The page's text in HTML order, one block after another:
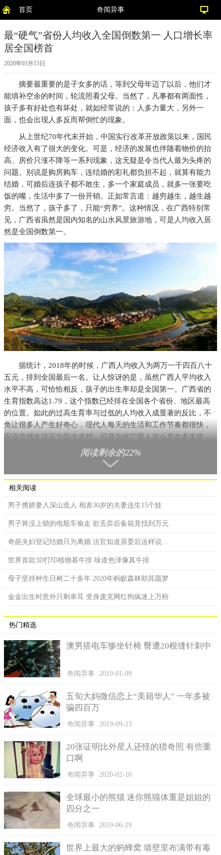
首页 奇闻异事
最“硬气”省份人均收入全国倒数第一 人口增长率
居全国榜首
2020年03月15日
摘要最重要的是子女多的话，等到父母年迈了以后，他们才
能填补空余的时间，轮流照看父母。当然了，凡事都有两面性，
孩子多有好处也有坏处，就如经常说的：人多力量大，另外一
面，也会出现人多反而帮倒忙的现象。
从上世纪70年代末开始，中国实行改革开放政策以来，国民
经济收入有了很大的变化。可是，经济的发展也伴随着物价的抬
高、房价只涨不降等一系列现象，这无疑是令当代人最为头疼的
问题。别说是购房购车，连结婚的彩礼都负担不起，就算有能力
结婚，可婚后连孩子都不敢生，多一个家庭成员，就多一张要吃
饭的嘴，生活中多了一份开销。正如常言道：越穷越生，越生越
穷。当然了，孩子多了，只能“穷养”。这种情况，在广西特别常
见，广西省虽然是国内知名的山水风景旅游地，可是人均收入居
然是全国倒数第一。
据统计，2018年的时候，广西人均收入为两万一千四百八十
五元，排到全国最后一名。让人惊讶的是，虽然广西人平均收入
水平不高，可恰恰相反，孩子的出生率却是全国第一。广西省的
生育指数高达1.79，这个指数已经排在全国各个省份、地区最高
的位置。如此的过高生育率与过低的人均收入成显著的反比，不
免让很多人产生好奇心，现代人每天的生活和工作节奏都很快，
应该倍感生活压力巨大才对，可是为何广西人这么喜欢多生孩
地存在着“重男轻女”的封建思想。孩子众多的家庭，多数是前面
几胎都是女儿，一直想生个儿子，所以，就抱着想生出儿子为止
的心态。再有就是，他们觉得身边有儿有女，多多益善。如果是
多几个孩子，以后等他们长大了可以出去赚钱，就多了条改变贫
困生活的门路。
阅读剩余的22%
相关阅读
男子携娇妻入深山造人 相差30岁的夫妻连生15个娃
男子将没上锁的电瓶车偷走 欲丢弃后备箱竟找到万元
奇葩夫妇登记结婚只为离婚 法官知道原委后这样说…
世界首款3D打印植物基牛排 味道色泽像真牛排
母子坚持种生日树二十多年 2020年蚂蚁森林助其圆梦
金金出生时意外只剩单耳 变身庞克网红狗疯迷上万粉
热门精选
澳男搭电车惨坐针椅 臀遭20根缝针刺中
奇闻异事 2019-01-09
五旬大妈微信恋上“美籍华人” 一年多被
骗四百万
奇闻异事 2019-09-23
20张证明比外星人还怪的猎奇照 有些重
口啊
奇闻异事 2020-02-10
全球最小的熊猫 迷你熊猫体重是姐姐的
四分之一
奇闻异事 2019-06-29
世界上最大的蚂蜂窝 墙壁里布满带有毒